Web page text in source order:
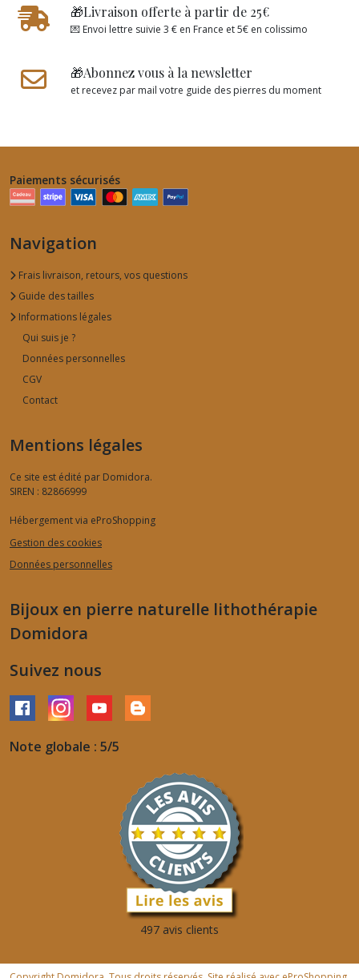
🎁Livraison offerte à partir de 25€
💌 Envoi lettre suivie 3 € en France et 5€ en colissimo
🎁Abonnez vous à la newsletter
et recevez par mail votre guide des pierres du moment
Paiements sécurisés
Navigation
Frais livraison, retours, vos questions
Guide des tailles
Informations légales
Qui suis je ?
Données personnelles
CGV
Contact
Mentions légales
Ce site est édité par Domidora.
SIREN : 82866999
Hébergement via eProShopping
Gestion des cookies
Données personnelles
Bijoux en pierre naturelle lithothérapie
Domidora
Suivez nous
Note globale : 5/5
497 avis clients